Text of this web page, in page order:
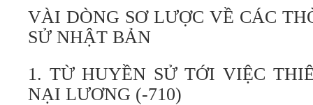
VÀI DÒNG SƠ LƯỢC VỀ CÁC
SỬ NHẬT BẢN
1. TỪ HUYỀN SỬ TỚI VIỆC
NẠI LƯƠNG (-710)